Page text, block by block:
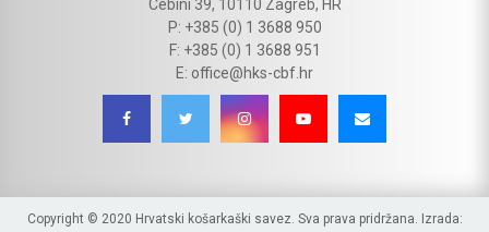
Cebini 39, 10110 Zagreb, HR
P: +385 (0) 1 3688 950
F: +385 (0) 1 3688 951
E: office@hks-cbf.hr
Copyright © 2020 Hrvatski košarkaški savez. Sva prava pridržana. Izrada: